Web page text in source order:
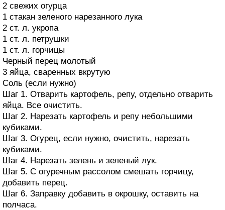
2 свежих огурца
1 стакан зеленого нарезанного лука
2 ст. л. укропа
1 ст. л. петрушки
1 ст. л. горчицы
Черный перец молотый
3 яйца, сваренных вкрутую
Соль (если нужно)
Шаг 1. Отварить картофель, репу, отдельно отварить
яйца. Все очистить.
Шаг 2. Нарезать картофель и репу небольшими
кубиками.
Шаг 3. Огурец, если нужно, очистить, нарезать
кубиками.
Шаг 4. Нарезать зелень и зеленый лук.
Шаг 5. С огуречным рассолом смешать горчицу,
добавить перец.
Шаг 6. Заправку добавить в окрошку, оставить на
полчаса.